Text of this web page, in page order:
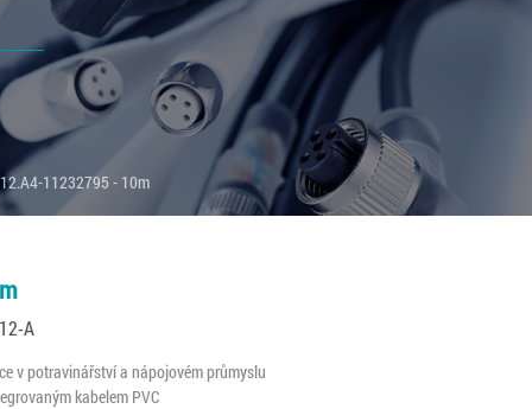
11232795 - 10m
A
v potravinářství a nápojovém průmyslu
kabelem PVC